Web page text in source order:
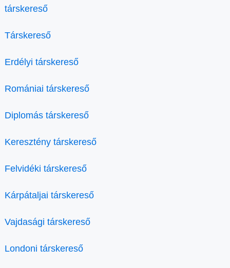
társkereső
Társkereső
Erdélyi társkereső
Romániai társkereső
Diplomás társkereső
Keresztény társkereső
Felvidéki társkereső
Kárpátaljai társkereső
Vajdasági társkereső
Londoni társkereső